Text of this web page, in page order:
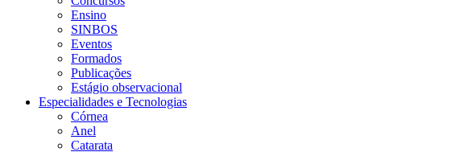
Ensino
SINBOS
Eventos
Formados
Publicações
Estágio observacional
Especialidades e Tecnologias
Córnea
Anel
Catarata